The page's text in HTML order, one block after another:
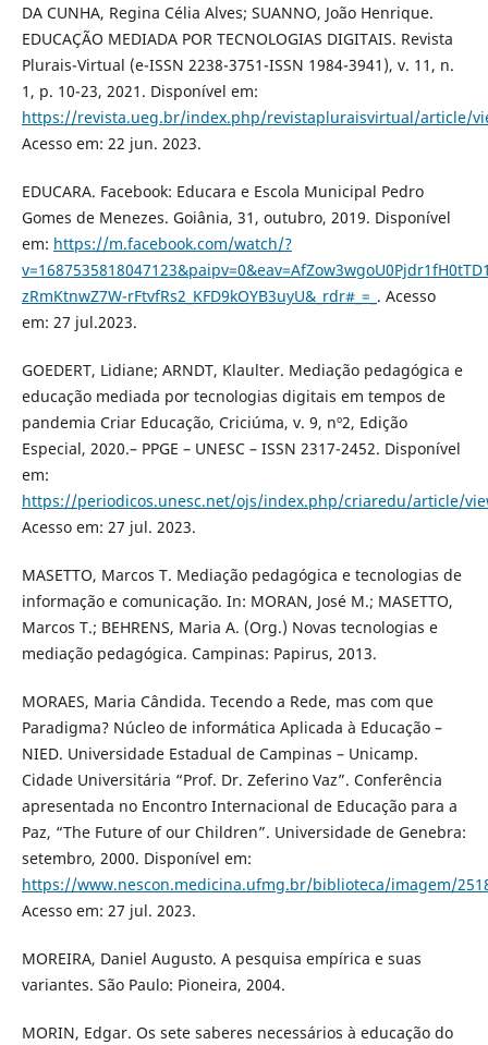
DA CUNHA, Regina Célia Alves; SUANNO, João Henrique.
EDUCAÇÃO MEDIADA POR TECNOLOGIAS DIGITAIS. Revista
Plurais-Virtual (e-ISSN 2238-3751-ISSN 1984-3941), v. 11, n.
1, p. 10-23, 2021. Disponível em:
https://revista.ueg.br/index.php/revistapluraisvirtual/article/
Acesso em: 22 jun. 2023.
EDUCARA. Facebook: Educara e Escola Municipal Pedro
Gomes de Menezes. Goiânia, 31, outubro, 2019. Disponível
em: https://m.facebook.com/watch/?
zRmKtnwZ7W-rFtvfRs2_KFD9kOYB3uyU&_rdr#_=_ . Acesso
em: 27 jul.2023.
GOEDERT, Lidiane; ARNDT, Klaulter. Mediação pedagógica e
educação mediada por tecnologias digitais em tempos de
pandemia Criar Educação, Criciúma, v. 9, nº2, Edição
Especial, 2020.– PPGE – UNESC – ISSN 2317-2452. Disponível
em:
https://periodicos.unesc.net/ojs/index.php/criaredu/article/
Acesso em: 27 jul. 2023.
MASETTO, Marcos T. Mediação pedagógica e tecnologias de
informação e comunicação. In: MORAN, José M.; MASETTO,
Marcos T.; BEHRENS, Maria A. (Org.) Novas tecnologias e
mediação pedagógica. Campinas: Papirus, 2013.
MORAES, Maria Cândida. Tecendo a Rede, mas com que
Paradigma? Núcleo de informática Aplicada à Educação –
NIED. Universidade Estadual de Campinas – Unicamp.
Cidade Universitária “Prof. Dr. Zeferino Vaz”. Conferência
apresentada no Encontro Internacional de Educação para a
Paz, “The Future of our Children”. Universidade de Genebra:
setembro, 2000. Disponível em:
https://www.nescon.medicina.ufmg.br/biblioteca/imagem/
Acesso em: 27 jul. 2023.
MOREIRA, Daniel Augusto. A pesquisa empírica e suas
variantes. São Paulo: Pioneira, 2004.
MORIN, Edgar. Os sete saberes necessários à educação do